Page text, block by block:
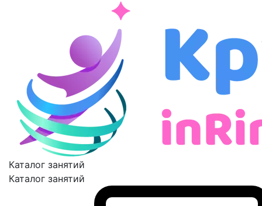
Каталог занятий
Каталог занятий